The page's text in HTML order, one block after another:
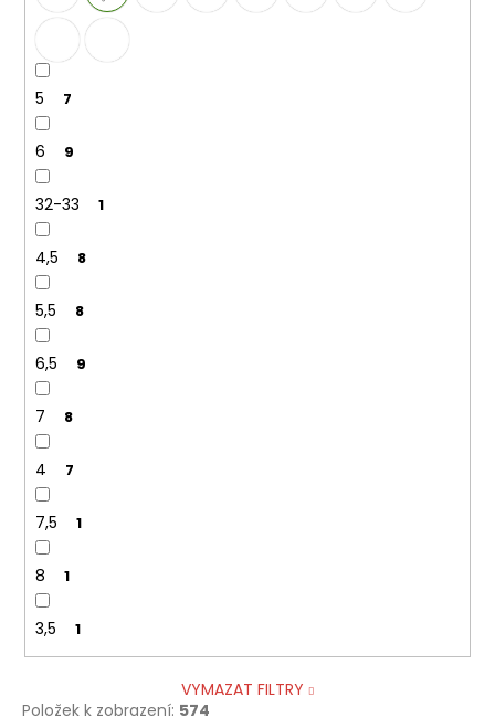
5 7
6 9
32-33 1
4,5 8
5,5 8
6,5 9
7 8
4 7
7,5 1
8 1
3,5 1
VYMAZAT FILTRY
Položek k zobrazení: 574